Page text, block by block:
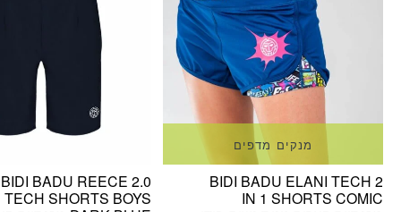
מנקים מדפים
BIDI BADU ELANI TECH 2
IN 1 SHORTS COMIC
BIDI BADU REECE 2.0
TECH SHORTS BOYS